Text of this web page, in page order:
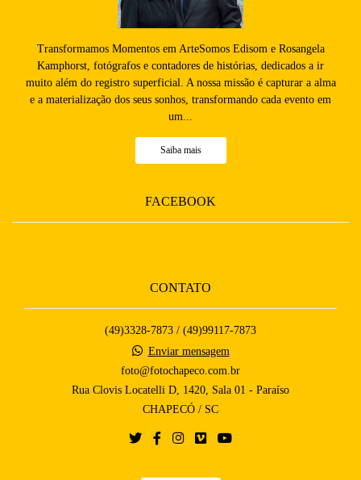
Transformamos Momentos em ArteSomos Edisom e Rosangela
Kamphorst, fotógrafos e contadores de histórias, dedicados a ir
muito além do registro superficial. A nossa missão é capturar a alma
e a materialização dos seus sonhos, transformando cada evento em
um...
Saiba mais
FACEBOOK
CONTATO
(49)3328-7873 / (49)99117-7873
Enviar mensagem
foto@fotochapeco.com.br
Rua Clovis Locatelli D, 1420, Sala 01 - Paraíso
CHAPECÓ / SC